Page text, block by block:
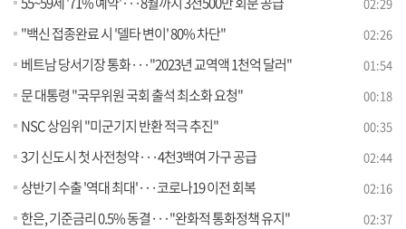
"백신 접종완료 시 '델타 변이' 80% 차단" 02:26
베트남 당서기장 통화···"2023년 교역액 1천억 달러" 01:54
문 대통령 "국무위원 국회 출석 최소화 요청" 00:18
NSC 상임위 "미군기지 반환 적극 추진" 00:35
3기 신도시 첫 사전청약···4천3백여 가구 공급 02:44
상반기 수출 '역대 최대'···코로나19 이전 회복 02:16
한은, 기준금리 0.5% 동결···"완화적 통화정책 유지" 02:37